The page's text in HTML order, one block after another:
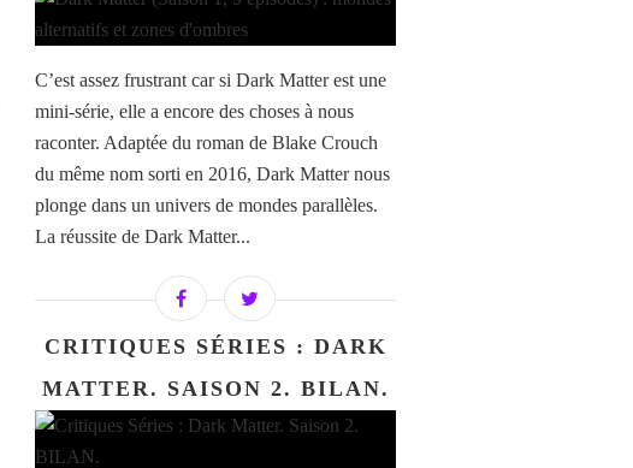
C’est assez frustrant car si Dark Matter est une
mini-série, elle a encore des choses à nous
raconter. Adaptée du roman de Blake Crouch
du même nom sorti en 2016, Dark Matter nous
plonge dans un univers de mondes parallèles.
La réussite de Dark Matter...
CRITIQUES SÉRIES : DARK
MATTER. SAISON 2. BILAN.